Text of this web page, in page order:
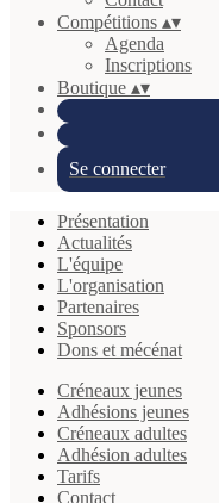
Compétitions ▴▾
Agenda
Inscriptions
Boutique ▴▾
Se connecter
Présentation
Actualités
L'équipe
L'organisation
Partenaires
Sponsors
Dons et mécénat
Créneaux jeunes
Adhésions jeunes
Créneaux adultes
Adhésion adultes
Tarifs
Contact